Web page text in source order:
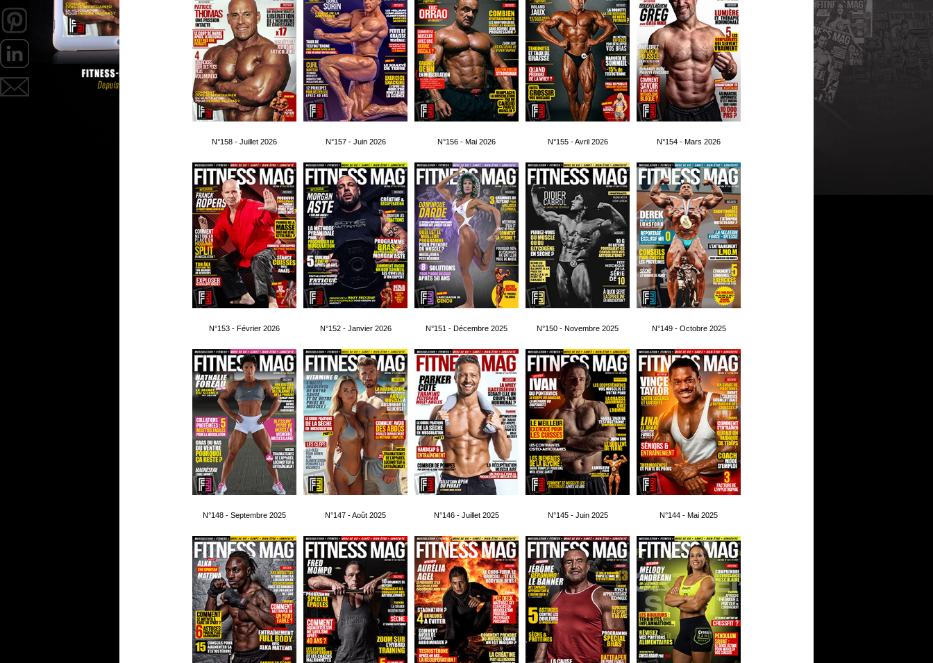
N°158 - Juillet 2026 N°157 - Juin 2026 N°156 - Mai 2026 N°155 - Avril 2026 N°154 - Mars 2026
N°153 - Février 2026 N°152 - Janvier 2026 N°151 - Décembre 2025 N°150 - Novembre 2025 N°149 - Octobre 2025
N°148 - Septembre 2025 N°147 - Août 2025 N°146 - Juillet 2025 N°145 - Juin 2025 N°144 - Mai 2025